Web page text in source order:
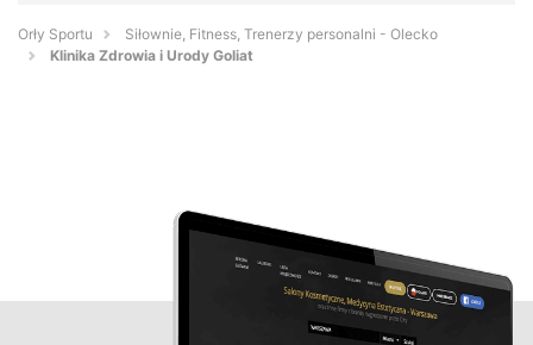
Orły Sportu
Siłownie, Fitness, Trenerzy personalni - Olecko
Klinika Zdrowia i Urody Goliat